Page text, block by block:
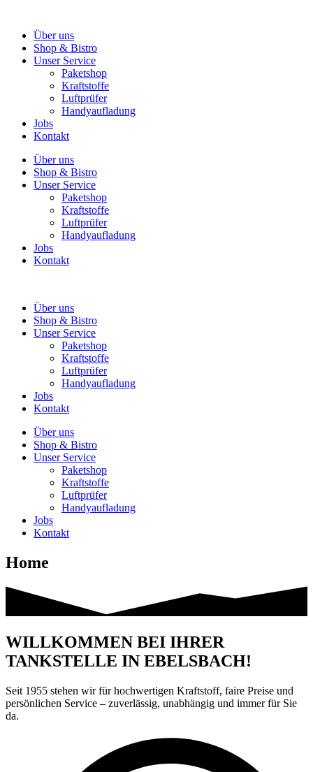
Über uns
Shop & Bistro
Unser Service
Paketshop
Kraftstoffe
Luftprüfer
Handyaufladung
Jobs
Kontakt
Über uns
Shop & Bistro
Unser Service
Paketshop
Kraftstoffe
Luftprüfer
Handyaufladung
Jobs
Kontakt
Über uns
Shop & Bistro
Unser Service
Paketshop
Kraftstoffe
Luftprüfer
Handyaufladung
Jobs
Kontakt
Über uns
Shop & Bistro
Unser Service
Paketshop
Kraftstoffe
Luftprüfer
Handyaufladung
Jobs
Kontakt
Home
WILLKOMMEN BEI IHRER
TANKSTELLE IN EBELSBACH!
Seit 1955 stehen wir für hochwertigen Kraftstoff, faire Preise und
persönlichen Service – zuverlässig, unabhängig und immer für Sie
da.